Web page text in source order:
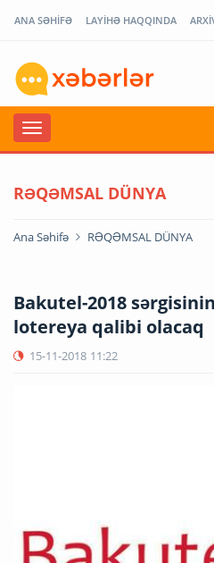
ANA SƏHİFƏ LAYİHƏ HAQQINDA
RƏQƏMSAL DÜNYA
Ana Səhifə RƏQƏMSAL DÜNYA
Bakutel-2018
lotereya qalibi olacaq
15-11-2018 11:22